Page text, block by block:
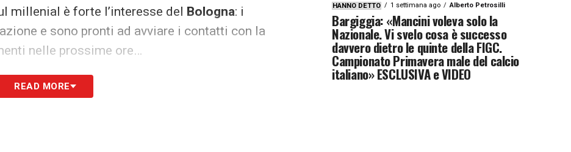
millenial è forte l’interesse del Bologna: i
e sono pronti ad avviare i contatti con la
nelle prossime ore…
READ MORE
HANNO DETTO 1 settimana ago Alberto Petrosilli
Bargiggia: «Mancini voleva solo la
Nazionale. Vi svelo cosa è successo
davvero dietro le quinte della FIGC.
Campionato Primavera male del calcio
italiano» ESCLUSIVA e VIDEO